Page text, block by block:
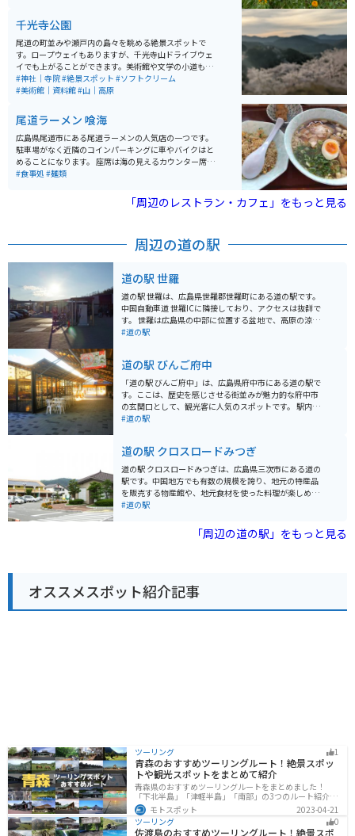
千光寺公園
尾道の町並みや瀬戸内の島々を眺める絶景スポットで
す。ロープウェイもありますが、千光寺山ドライブウェ
イでも上がることができます。美術館や文学の小道もあ
り、のんびりと散策を楽しむこともできます。散策のお
供にみかんソフトクリームがおすすめです。桜の名所
眺めを邪魔するものは何も無く、開けた景色に心地よい
海風を全身に感じられます。桜の名所とは言いますが藤
棚と躑躅もとても見応えがあり、敷地内には尾道美術館
や保護猫ハウス等もあり見どころ満点です。
#神社｜寺院#絶景スポット #ソフトクリーム
#美術館｜資料館#山｜高原
尾道ラーメン 喰海
広島県尾道市にある尾道ラーメンの人気店の一つです。
駐車場がなく近隣のコインパーキングに車やバイクはと
めることになります。 座席は海の見えるカウンター席が
あり、海を見ながらラーメンを食べることができます。
#食事処 #麺類
「周辺のレストラン・カフェ」をもっと見る
周辺の道の駅
道の駅 世羅
道の駅 世羅は、広島県世羅郡世羅町にある道の駅です。
中国自動車道 世羅ICに隣接しており、アクセスは抜群で
す。 世羅は広島県の中部に位置する盆地で、高原の涼し
い気候を活かした高原野菜の栽培が盛んです。特に世羅
を見ることができます。道の駅 世羅では、地元で採れた
新鮮な野菜や果物をはじめ、世羅で作られた加工品や工
芸品など、お土産に最適なものがたくさん販売されてい
ます。 また、併設されているレストランでは、地元産の
食材をふんだんに使った料理を楽しむことができます。
合、道の駅 世羅は駐車場が広く、休憩場所としても最適
です。ツーリングの途中で立ち寄って、地元のグルメや
景色を楽しんでみてはいかがでしょうか。
#道の駅
道の駅 びんご府中
「道の駅 びんご府中」は、広島県府中市にある道の駅で
す。ここは、歴史を感じさせる街並みが魅力的な府中市
の玄関口として、観光客に人気のスポットです。 駅内に
は、地元の特産品を販売する物産館や、地元食材を使っ
味わっていただきたい一品です。また、観光案内所も併
設されているので、府中観光の拠点としても便利です。
バイクで訪れる際は、道の駅に隣接する「府中市上下歴
史文化資料館」の駐車場が利用できます。ここは、江戸
時代の街並みを再現した資料館で、歴史好きにはたまら
すめです。府中市は、自然豊かな場所なので、四季折々
#道の駅
道の駅 クロスロードみつぎ
道の駅 クロスロードみつぎは、広島県三次市にある道の
駅です。中国地方でも有数の規模を誇り、地元の特産品
を販売する物産館や、地元食材を使った料理が楽しめる
レストラン、観光案内所などが併設されています。 三次
が多くあります。特に、比婆山や毛利元就ゆかりの史跡
など、見どころ満載です。 バイクで訪れる場合、道の駅
ーリングを楽しむことができます。 道の駅で購入できる
名産品として、地元産の新鮮な野菜や果物、三次唐麺、
三次ワイナリーなどの特産品があります。また、レスト
#道の駅
「周辺の道の駅」をもっと見る
オススメスポット紹介記事
ツーリング 1
青森のおすすめツーリングルート！絶景スポッ
トや観光スポットをまとめて紹介
青森県のおすすめツーリングルートをまとめました！
「下北半島」「津軽半島」「南部」の3つのルート紹介し
ます。自然に恵まれた風光明媚な景色や歴史文化に触れ
られる観光スポットが多くあります。バイクで青森県に
ツーリングに行く際は参考にしてください。
モトスポット
2023-04-21
ツーリング
0
佐渡島のおすすめツーリングルート！絶景スポ